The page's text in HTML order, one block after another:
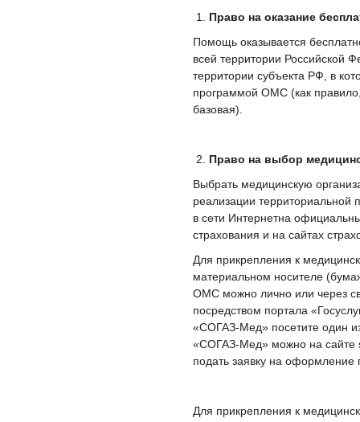
Право на оказание
Помощь оказывается
всей территории Российской
территории субъекта РФ, в
программой ОМС (как
базовая).
Право на выбор
Выбрать медицинскую
реализации
в сети Интернетна
страхования и на сайтах
Для прикрепления к
материальном носителе
ОМС можно лично или через
посредством портала
«СОГАЗ-Мед» посетите один
«СОГАЗ-Мед» можно на сайте
подать заявку на
Для прикрепления к